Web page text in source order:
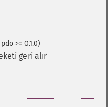
pdo >= 0.1.0)
geri alır